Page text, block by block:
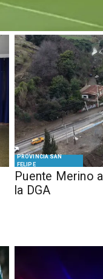
PROVINCIA SAN
FELIPE
Puente Merino
la DGA